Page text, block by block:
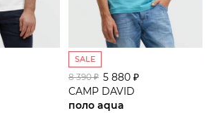
сайте СДЭК
SALE
8 390 ₽ 5 880 ₽
CAMP DAVID
поло aqua